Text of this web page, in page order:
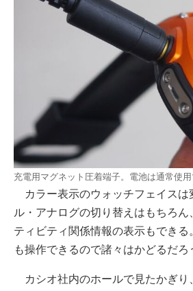
充電用マグネット圧着端子。電池は通常使
カラー表示のウォッチフェイスは
ル・アナログの切り替えはもちろん
ティビティ関係情報の表示もでき
も操作できるので諸々はかどるだろ
カシオ社内のホールで見たかぎり